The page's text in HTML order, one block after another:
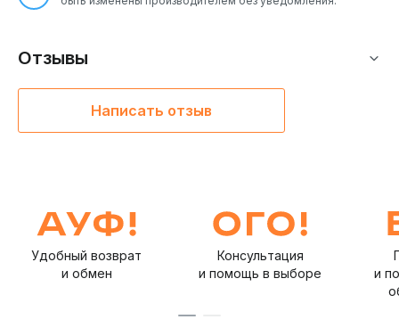
Отзывы
Написать отзыв
Удобный возврат
и обмен
Консультация
и помощь в выборе
и